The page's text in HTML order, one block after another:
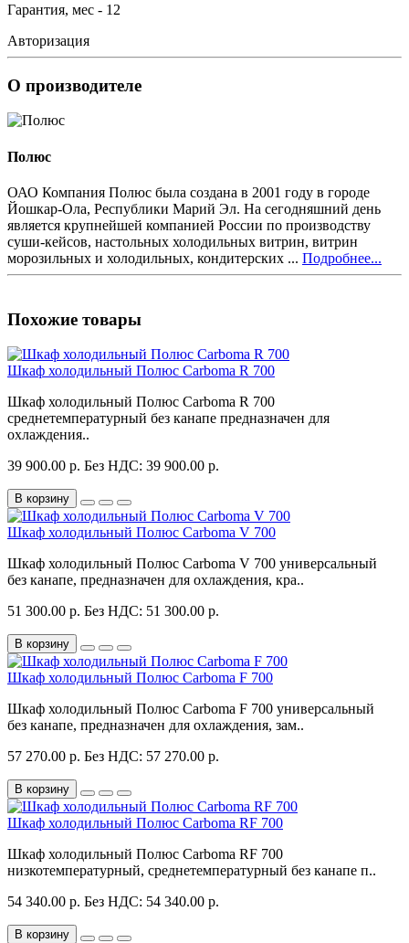
Гарантия, мес - 12
Авторизация
О производителе
Полюс
ОАО Компания Полюс была создана в 2001 году в городе
Йошкар-Ола, Республики Марий Эл. На сегодняшний день
является крупнейшей компанией России по производству
суши-кейсов, настольных холодильных витрин, витрин
морозильных и холодильных, кондитерских ... Подробнее...
Похожие товары
Шкаф холодильный Полюс Carboma R 700
Шкаф холодильный Полюс Carboma R 700
среднетемпературный без канапе предназначен для
охлаждения..
39 900.00 р. Без НДС: 39 900.00 р.
В корзину
Шкаф холодильный Полюс Carboma V 700
Шкаф холодильный Полюс Carboma V 700 универсальный
без канапе, предназначен для охлаждения, кра..
51 300.00 р. Без НДС: 51 300.00 р.
В корзину
Шкаф холодильный Полюс Carboma F 700
Шкаф холодильный Полюс Carboma F 700 универсальный
без канапе, предназначен для охлаждения, зам..
57 270.00 р. Без НДС: 57 270.00 р.
В корзину
Шкаф холодильный Полюс Carboma RF 700
Шкаф холодильный Полюс Carboma RF 700
низкотемпературный, среднетемпературный без канапе п..
54 340.00 р. Без НДС: 54 340.00 р.
В корзину